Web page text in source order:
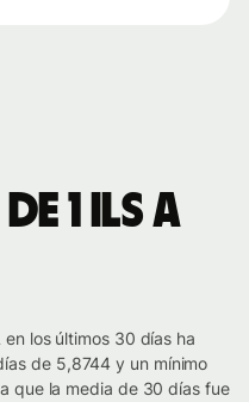
1 ILS a
los últimos 30 días ha
de 5,8744 y un mínimo
que la media de 30 días fue